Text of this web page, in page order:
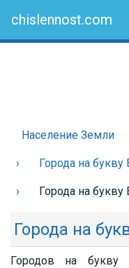
chislennost.com
Население Земли
Города на букву
Города на букву
Города на
Городов на букву